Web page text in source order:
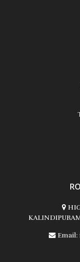
HIG
Email: